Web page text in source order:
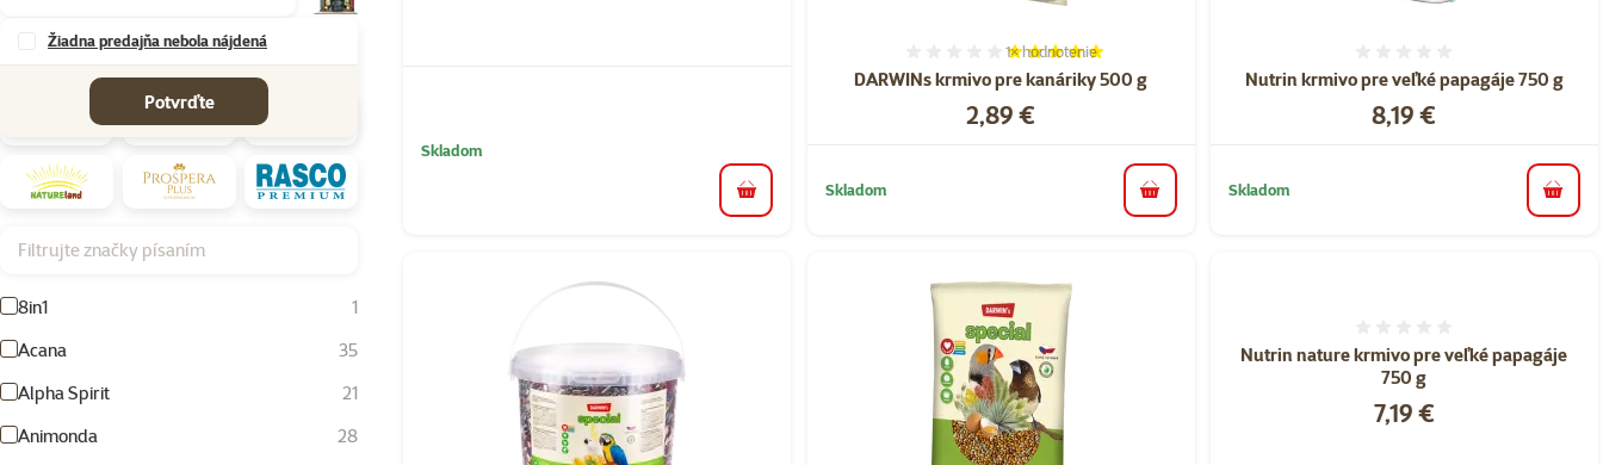
Žiadna predajňa nebola nájdená
Potvrďte
Filtrujte značky písaním
8in1
1
Acana
35
Alpha Spirit
21
Animonda
28
Skladom
do košíka
DARWINs krmivo pre kanáriky 500 g
Hodnotenie 100%, počet hodnotení: 1
1×hodnotenie
Cena
2,89 €
Skladom do košíka
Nutrin krmivo pre veľké papagáje 750 g
Cena
8,19 €
Skladom do
Nutrin nature krmivo pre veľké papagáje
750 g
Cena
7,19 €